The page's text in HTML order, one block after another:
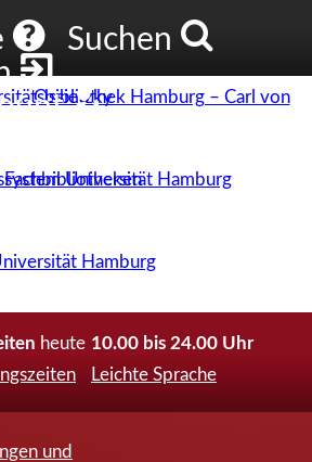
Suchen
heute 10.00 bis 24.00 Uhr
Leichte Sprache
und